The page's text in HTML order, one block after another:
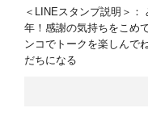
＜LINEスタンプ説明＞：
年！感謝の気持ちをこめ
ンコでトークを楽しんで
だちになる